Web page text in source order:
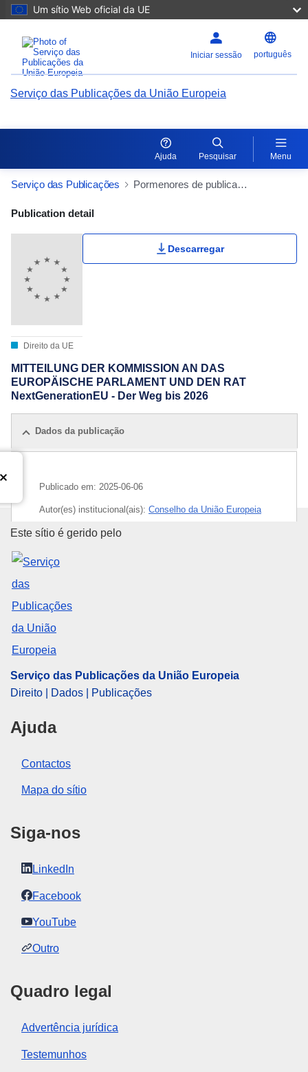
Um sítio Web oficial da UE
Iniciar sessão português
Serviço das Publicações da União Europeia
Ajuda Pesquisar Menu
Serviço das Publicações Pormenores de publicação
Publication Detail Actions Portlet
Publication detail
Direito da UE
Descarregar
MITTEILUNG DER KOMMISSION AN DAS
EUROPÄISCHE PARLAMENT UND DEN RAT
NextGenerationEU - Der Weg bis 2026
Dados da publicação
Publicado em: 2025-06-06
Autor(es) institucional(ais): Conselho da União Europeia
IMMC : ST 9982 2025 INIT
Serviço das Publicações da
Este sítio é gerido pelo
Serviço das Publicações da União Europeia
Direito | Dados | Publicações
Ajuda
Contactos
Mapa do sítio
Siga-nos
LinkedIn
Facebook
YouTube
Outro
Quadro legal
Advertência jurídica
Testemunhos